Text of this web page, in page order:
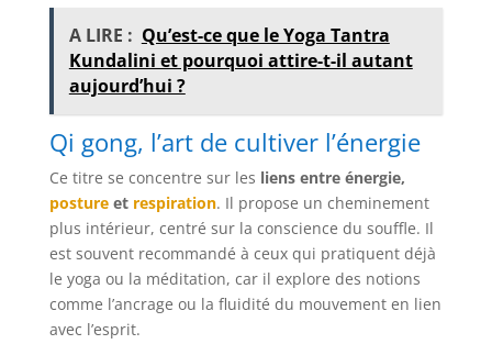
A LIRE : Qu’est-ce que le Yoga Tantra
Kundalini et pourquoi attire-t-il autant
aujourd’hui ?
Qi gong, l’art de cultiver l’énergie
Ce titre se concentre sur les liens entre énergie,
postureet respiration. Il propose un cheminement
plus intérieur, centré sur la conscience du souffle. Il
est souvent recommandé à ceux qui pratiquent déjà
le yoga ou la méditation, car il explore des notions
comme l’ancrage ou la fluidité du mouvement en lien
avec l’esprit.